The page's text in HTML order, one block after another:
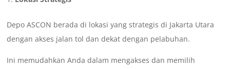
Depo ASCON berada di lokasi yang strategis di Jakarta Utara
dengan akses jalan tol dan dekat dengan pelabuhan.
Ini memudahkan Anda dalam mengakses dan memilih